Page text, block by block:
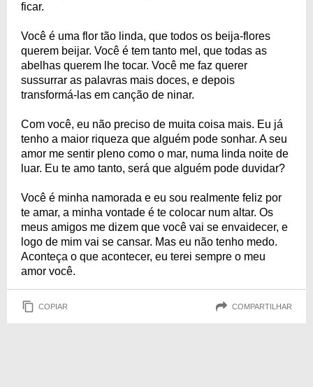
ficar.
Você é uma flor tão linda, que todos os beija-flores
querem beijar. Você é tem tanto mel, que todas as
abelhas querem lhe tocar. Você me faz querer
sussurrar as palavras mais doces, e depois
transformá-las em canção de ninar.
Com você, eu não preciso de muita coisa mais. Eu já
tenho a maior riqueza que alguém pode sonhar. A seu
amor me sentir pleno como o mar, numa linda noite de
luar. Eu te amo tanto, será que alguém pode duvidar?
Você é minha namorada e eu sou realmente feliz por
te amar, a minha vontade é te colocar num altar. Os
meus amigos me dizem que você vai se envaidecer, e
logo de mim vai se cansar. Mas eu não tenho medo.
Aconteça o que acontecer, eu terei sempre o meu
amor você.
COPIAR COMPARTILHAR